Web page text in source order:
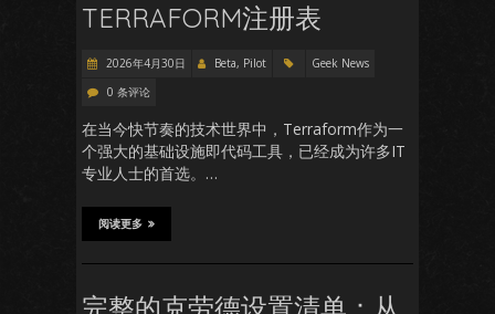
TERRAFORM注册表
2026年4月30日 Beta, Pilot
Geek News
0 条评论
在当今快节奏的技术世界中，Terraform作为一
个强大的基础设施即代码工具，已经成为许多IT
专业人士的首选。…
阅读更多
完整的克劳德设置清单：从